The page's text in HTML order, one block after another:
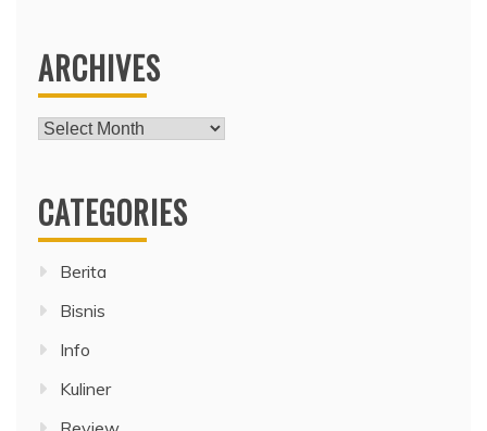
ARCHIVES
Archives
CATEGORIES
Berita
Bisnis
Info
Kuliner